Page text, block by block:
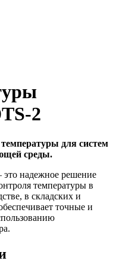
2
для систем
среды.
надежное решение
температуры в
в складских и
точные и